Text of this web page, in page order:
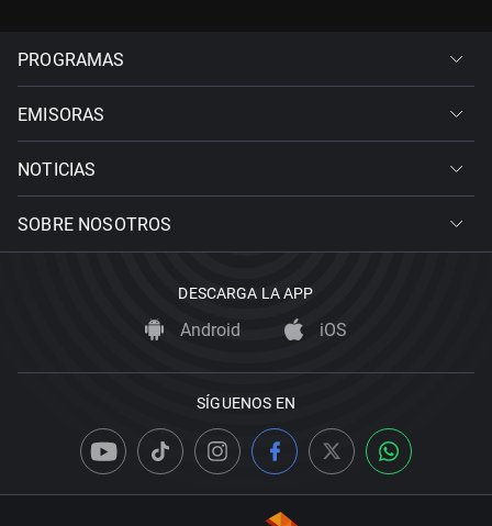
PROGRAMAS
EMISORAS
NOTICIAS
SOBRE NOSOTROS
DESCARGA LA APP
Android iOS
SÍGUENOS EN